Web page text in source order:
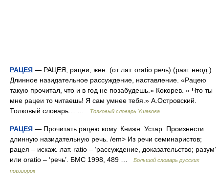
РАЦЕЯ — РАЦЕЯ, рацеи, жен. (от лат. oratio речь) (разг. неод.).
Длинное назидательное рассуждение, наставление. «Рацею
такую прочитал, что и в год не позабудешь.» Кокорев. « Что ты
мне рацеи то читаешь! Я сам умнее тебя.» А.Островский.
Толковый словарь… …
Толковый словарь Ушакова
РАЦЕЯ — Прочитать рацею кому. Книжн. Устар. Произнести
длинную назидательную речь. /em> Из речи семинаристов;
рацея – искаж. лат. ratio – ‘рассуждение, доказательство; разум’
или oratio – ‘речь’. БМС 1998, 489 …
Большой словарь русских
поговорок